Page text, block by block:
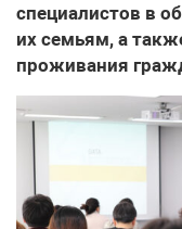
специалистов в
их семьям, а
проживания